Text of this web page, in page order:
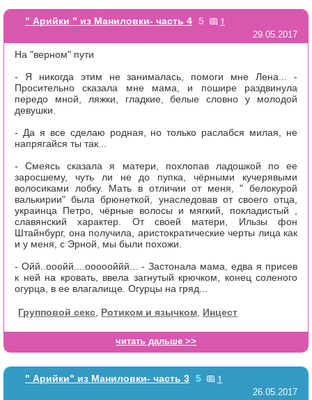
" Арийки " из Маниловки- часть 4 5 1
29.05.2017
На "верном" пути
- Я никогда этим не занималась, помоги мне Лена... -
Просительно сказала мне мама, и пошире раздвинула
передо мной, ляжки, гладкие, белые словно у молодой
девушки.
- Да я все сделаю родная, но только раслабся милая, не
напрягайся ты так...
- Смеясь сказала я матери, похлопав ладошкой по ее
заросшему, чуть ли не до пупка, чёрными кучерявыми
волосиками лобку. Мать в отличии от меня, " белокурой
валькирии" была брюнеткой, унаследовав от своего отца,
украинца Петро, чёрные волосы и мягкий, покладистый ,
славянский характер. От своей матери, Ильзы фон
Штайнбург, она получила, аристократические черты лица как
и у меня, с Эрной, мы были похожи.
- Ойй..ооойй....оооооййй... - Застонала мама, едва я присев
к ней на кровать, ввела загнутый крючком, конец соленого
огурца, в ее влагалище. Огурцы на гряд...
Групповой секс Ротиком и язычком Инцест
читать дальше >>
" Арийки" из Маниловки- часть 3 5 1
26.05.2017